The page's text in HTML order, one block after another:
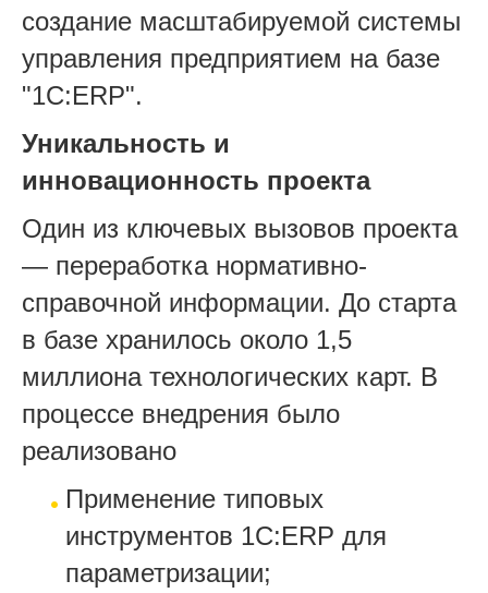
создание масштабируемой системы
управления предприятием на базе
"1С:ERP".
Уникальность и
инновационность проекта
Один из ключевых вызовов проекта
— переработка нормативно-
справочной информации. До старта
в базе хранилось около 1,5
миллиона технологических карт. В
процессе внедрения было
реализовано
Применение типовых
инструментов 1С:ERP для
параметризации;